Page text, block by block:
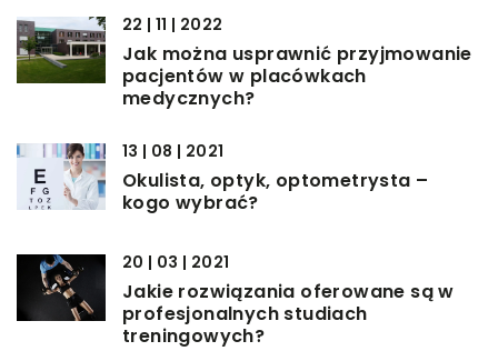
22 | 11 | 2022
Jak można usprawnić przyjmowanie
pacjentów w placówkach
medycznych?
13 | 08 | 2021
Okulista, optyk, optometrysta –
kogo wybrać?
20 | 03 | 2021
Jakie rozwiązania oferowane są w
profesjonalnych studiach
treningowych?